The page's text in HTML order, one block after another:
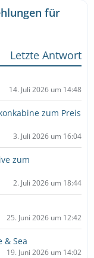
für
Letzte Antwort
14. Juli 2026 um 14:48
zum Preis
3. Juli 2026 um 16:04
zum
2. Juli 2026 um 18:44
25. Juni 2026 um 12:42
& Sea
19. Juni 2026 um 14:02